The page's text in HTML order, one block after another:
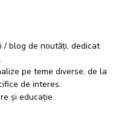
/ blog de noutăți, dedicat
pe teme diverse, de la
de interes.
și educație.